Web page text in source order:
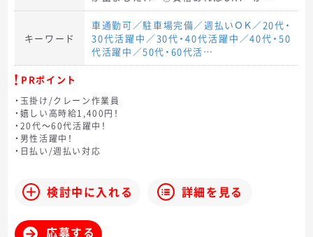
キーワード
車通勤可／駐車場完備／週払いＯＫ／20代・
30代活躍中／30代・40代活躍中／40代・50
代活躍中／50代・60代活…
PRポイント
・玉掛け/クレーン作業員
・嬉しい高時給1,400円！
・20代～60代活躍中！
・男性活躍中！
・日払い/週払い対応
検討中に入れる 詳細を見る
応募する